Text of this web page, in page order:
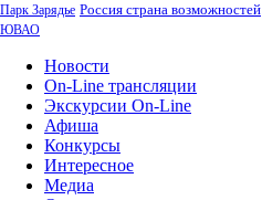
Парк Зарядье Россия страна возможностей
ЮВАО
Новости
On-Line трансляции
Экскурсии On-Line
Афиша
Конкурсы
Интересное
Медиа